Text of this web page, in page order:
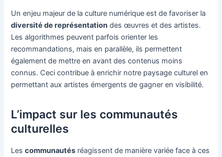
Un enjeu majeur de la culture numérique est de favoriser la
diversité de représentation des œuvres et des artistes.
Les algorithmes peuvent parfois orienter les
recommandations, mais en parallèle, ils permettent
également de mettre en avant des contenus moins
connus. Ceci contribue à enrichir notre paysage culturel en
permettant aux artistes émergents de gagner en visibilité.
L’impact sur les communautés
culturelles
Lescommunautés réagissent de manière variée face à ces